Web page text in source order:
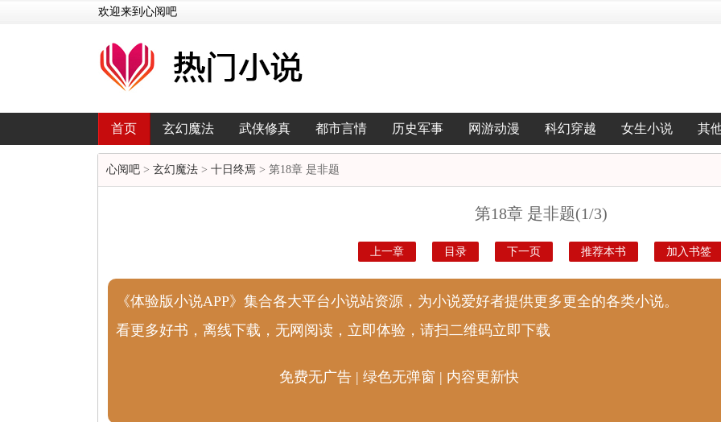
欢迎来到心阅吧
首页 玄幻魔法 武侠修真 都市言情 历史军事 网游动漫 科幻穿越 女生小说 其
心阅吧 > 玄幻魔法 > 十日终焉 > 第18章 是非题
第18章 是非题(1/3)
上一章 目录 下一页 推荐本书 加入书签
《体验版小说APP》集合各大平台小说站资源，为小说爱好者提供更多更全的各类小说。
看更多好书，离线下载，无网阅读，立即体验，请扫二维码立即下载
免费无广告 | 绿色无弹窗 | 内容更新快